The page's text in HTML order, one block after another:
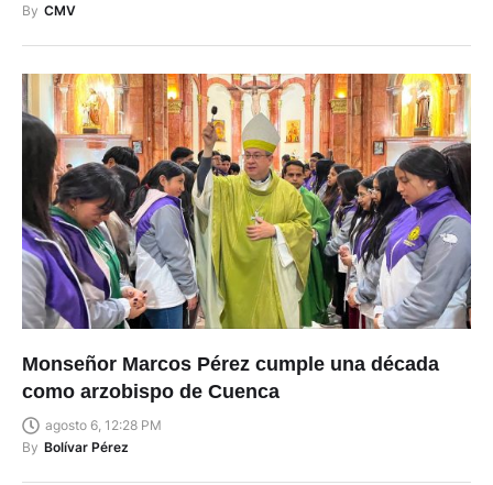
By CMV
Monseñor Marcos Pérez cumple una década
como arzobispo de Cuenca
agosto 6, 12:28 PM
By Bolívar Pérez